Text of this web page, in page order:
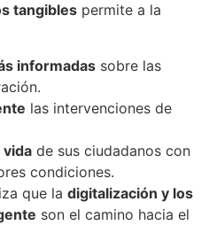
tangibles permite a la
informadas sobre las
las intervenciones de
vida de sus ciudadanos con
condiciones.
que la digitalización y los
son el camino hacia el